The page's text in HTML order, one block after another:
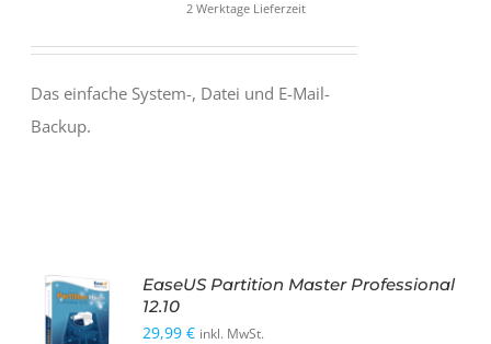
2 Werktage Lieferzeit
Das einfache System-, Datei und E-Mail-
Backup.
IN DEN
WARENKORB
EaseUS Partition Master Professional
12.10
29,99€ inkl. MwSt.